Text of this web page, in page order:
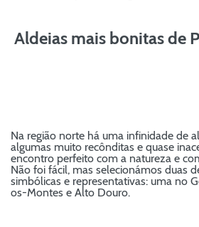
Aldeias mais bonitas de
Na região norte há uma infinidade de
algumas muito recônditas e quase
encontro perfeito com a natureza e
Não foi fácil, mas selecionámos duas
simbólicas e representativas: uma no
os-Montes e Alto Douro.